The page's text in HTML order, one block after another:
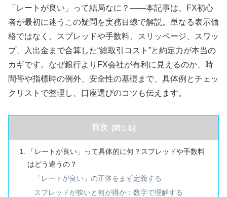
「レートが良い」って結局なに？——本記事は、FX初心
者が最初に迷うこの疑問を実務目線で解説。単なる表示価
格ではなく、スプレッドや手数料、スリッページ、スワッ
プ、入出金まで合算した“総取引コスト”と約定力が本当の
カギです。なぜ銀行よりFX会社が有利に見えるのか、時
間帯や指標時の例外、安全性の基礎まで、具体例とチェッ
クリストで整理し、口座選びのコツも伝えます。
目次
「レートが良い」って具体的に何？スプレッドや手数料
はどう違うの？
「レートが良い」の正体をまず定義する
スプレッドが狭いと何が得か：数字で理解する